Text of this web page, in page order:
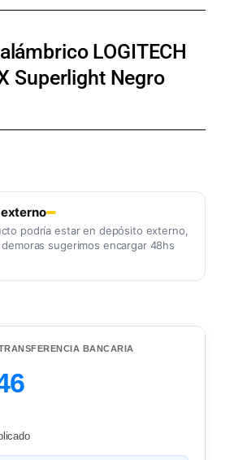
LOGITECH
Superlight Negro
podría estar en depósito externo,
sugerimos encargar 48hs
BANCARIA